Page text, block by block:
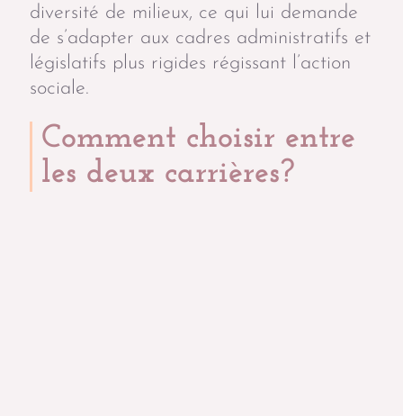
diversité de milieux, ce qui lui demande
de s’adapter aux cadres administratifs et
législatifs plus rigides régissant l’action
sociale.
Comment choisir entre
les deux carrières?